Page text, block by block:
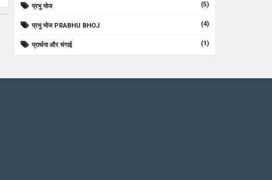
प्रभु भोज (5)
प्रभु भोज PRABHU BHOJ (4)
प्रार्थना और चंगाई (1)